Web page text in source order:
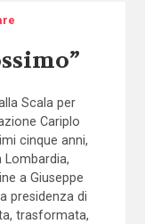
Scala per
Cariplo
cinque anni,
a Giuseppe
presidenza di
trasformata,